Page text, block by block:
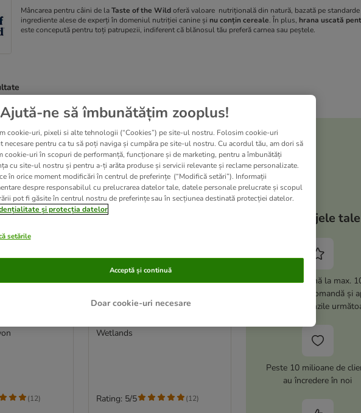
Mâncarea pentru câini de laTaste of the Wildoferă valoare nutrițională din natură, bazată pe
ingrediente alese de experți în domeniul nutriției canine și nu conțin cereale. În plus, hrana uscată
este concepută pentru toți patrupezii, indiferent că blănosul tău preferă carnea sau peștele.
been changed
12 x 390
(12)
4 variante
Pachet economic 12 x 390
Wetlands
Rating: 5/5 (12)
Avantajele tale
Ai -15% (până la max.
lei) la prima comandă și
-5% la comenzile
Peste 10 milioane de
au încredere în noi
Ajută-ne să îmbunătățim zooplus!
cookie-uri, pixeli si alte tehnologii (“Cookies”) pe site-ul nostru. Folosim cookie-uri
necesare pentru ca tu să poți naviga și cumpăra pe site-ul nostru. Cu acordul tău, am dori să
cookie-uri în scopuri de performanță, funcționare și de marketing, pentru a îmbunătăți
cu site-ul nostru și pentru a-ți arăta produse și servicii relevante și reclame personalizate.
în orice moment modificări în centrul de preferințe (“Modifică setări”). Informații
despre responsabilul cu prelucrarea datelor tale, datele personale prelucrate și scopul
pot fi găsite în centrul nostru de preferințe sau în secțiunea destinată protecției datelor.
și protecția datelor
setările
Doar cookie-uri necesare
Acceptă și continuă